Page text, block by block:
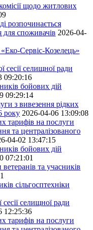
щодо житлових
розпочинається
для споживачів 2026-04-
Сервіс-Козелець»
сесії селищної ради
09:20:16
бойових дій
09:29:14
з вивезення рідких
року 2026-04-06 13:09:08
тарифів на послуги
та централізованого
04-02 13:47:15
бойових дій
07:21:01
та учасників
сільгосптехніки
селищної ради
12:25:36
тарифів на послуги